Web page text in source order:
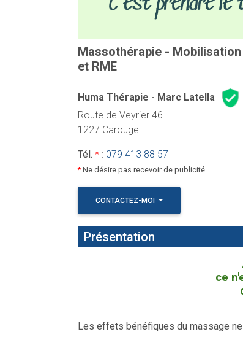
Massothérapie -
et RME
Huma Thérapie - Marc Latella
Route de Veyrier 46
1227 Carouge
Tél. *: 079 413 88 57
*Ne désire pas recevoir de publicité
CONTACTEZ-MOI
Présentation
ce
Les effets bénéfiques du massage